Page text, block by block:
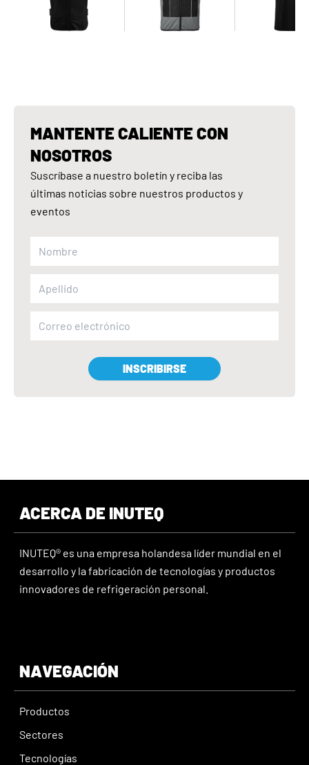
MANTENTE CALIENTE CON
NOSOTROS
Suscríbase a nuestro boletín y reciba las
últimas noticias sobre nuestros productos y
eventos
INSCRIBIRSE
ACERCA DE INUTEQ
INUTEQ® es una empresa holandesa líder mundial en el
desarrollo y la fabricación de tecnologías y productos
innovadores de refrigeración personal.
NAVEGACIÓN
Productos
Sectores
Tecnologías